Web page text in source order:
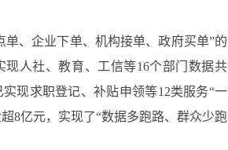
、企业下单、机构接单、政府买单”的
现人社、教育、工信等16个部门数据共
现求职登记、补贴申领等12类服务“一
8亿元，实现了“数据多跑路、群众少跑